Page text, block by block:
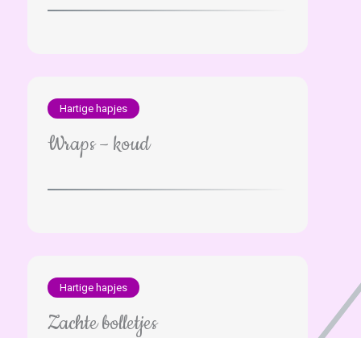
Hartige hapjes
Wraps – koud
Hartige hapjes
Zachte bolletjes